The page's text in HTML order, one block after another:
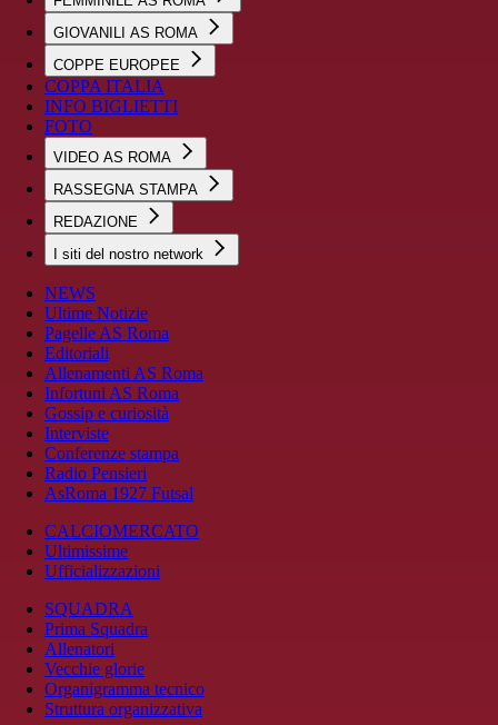
GIOVANILI AS ROMA
COPPE EUROPEE
COPPA ITALIA
INFO BIGLIETTI
FOTO
VIDEO AS ROMA
RASSEGNA STAMPA
REDAZIONE
I siti del nostro network
NEWS
Ultime Notizie
Pagelle AS Roma
Editoriali
Allenamenti AS Roma
Infortuni AS Roma
Gossip e curiosità
Interviste
Conferenze stampa
Radio Pensieri
AsRoma 1927 Futsal
CALCIOMERCATO
Ultimissime
Ufficializzazioni
SQUADRA
Prima Squadra
Allenatori
Vecchie glorie
Organigramma tecnico
Struttura organizzativa